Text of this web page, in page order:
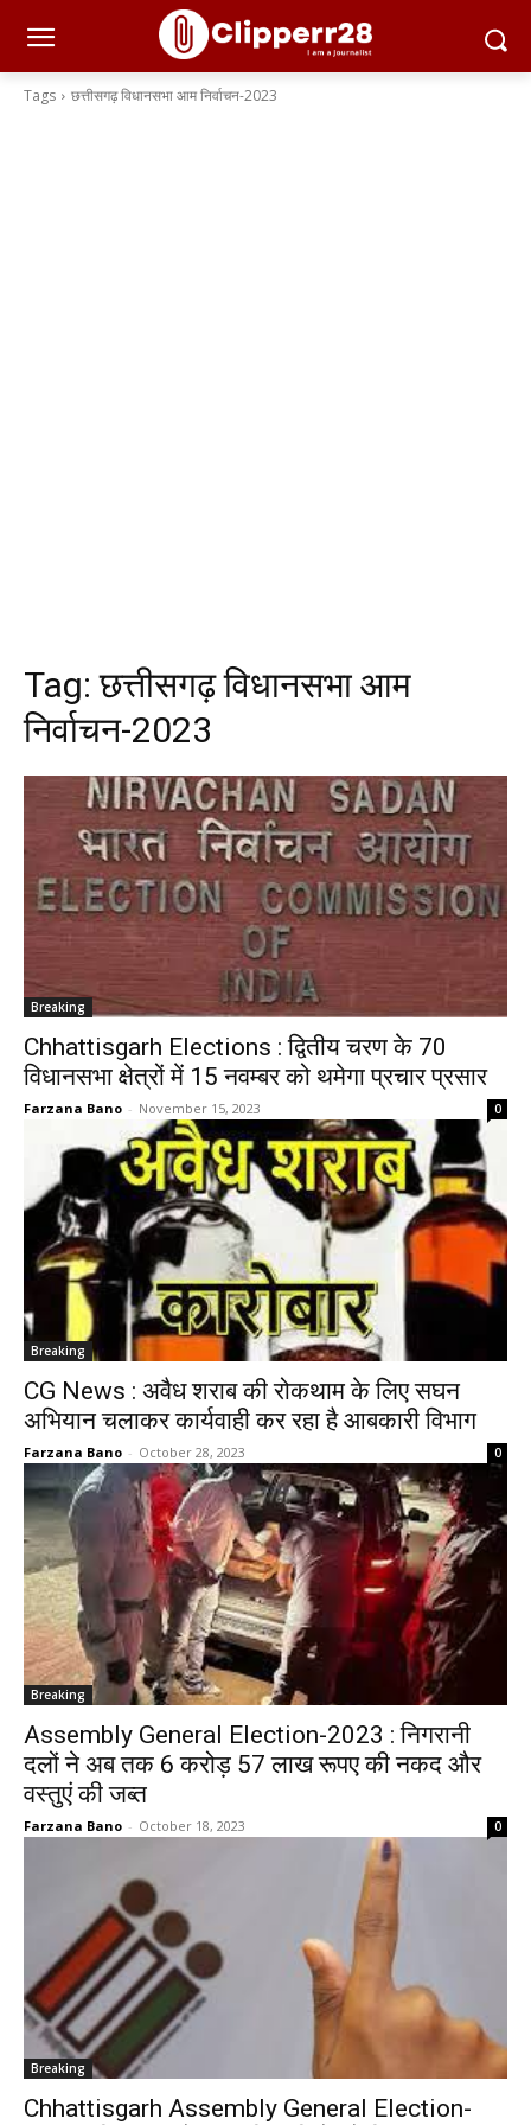
Tags छत्तीसगढ़ विधानसभा आम निर्वाचन-2023
Tag:छत्तीसगढ़ विधानसभा आम
निर्वाचन-2023
Breaking
Chhattisgarh Elections : द्वितीय चरण के 70
विधानसभा क्षेत्रों में 15 नवम्बर को थमेगा प्रचार प्रसार
Farzana Bano - November 15, 2023 0
Breaking
CG News : अवैध शराब की रोकथाम के लिए सघन
अभियान चलाकर कार्यवाही कर रहा है आबकारी विभाग
Farzana Bano - October 28, 2023 0
Breaking
Assembly General Election-2023 : निगरानी
दलों ने अब तक 6 करोड़ 57 लाख रूपए की नकद और
वस्तुएं की जब्त
Farzana Bano - October 18, 2023 0
Breaking
Chhattisgarh Assembly General Election-